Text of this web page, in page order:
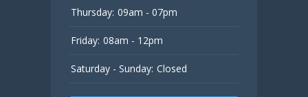
Thursday: 09am - 07pm
Friday: 08am - 12pm
Saturday - Sunday: Closed